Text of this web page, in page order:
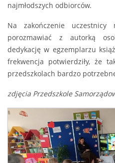
najmłodszych odbiorców.
Na zakończenie
porozmawiać z autorką
dedykację w egzemplarzu
frekwencja potwierdziły, że
przedszkolach bardzo
zdjęcia Przedszkole